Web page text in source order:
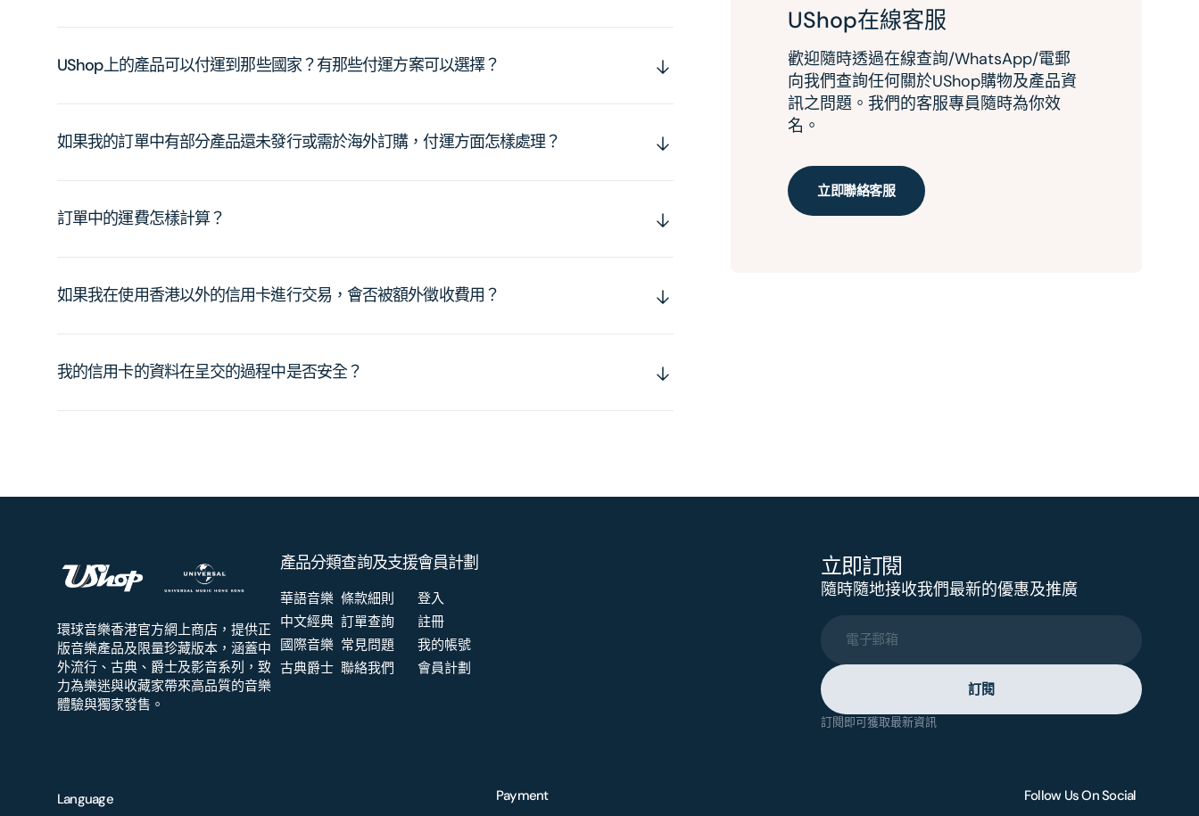
UShop上的產品可以付運到那些國家？有那些付運方案可以選擇？
如果我的訂單中有部分產品還未發行或需於海外訂購，付運方面怎樣處理？
訂單中的運費怎樣計算？
如果我在使用香港以外的信用卡進行交易，會否被額外徵收費用？
我的信用卡的資料在呈交的過程中是否安全？
UShop在線客服
歡迎隨時透過在線查詢/WhatsApp/電郵
向我們查詢任何關於UShop購物及產品資
訊之問題。我們的客服專員隨時為你效
名。
立即聯絡客服
環球音樂香港官方網上商店，提供正
版音樂產品及限量珍藏版本，涵蓋中
外流行、古典、爵士及影音系列，致
力為樂迷與收藏家帶來高品質的音樂
體驗與獨家發售。
產品分類
華語音樂
中文經典
國際音樂
古典爵士
查詢及支援
條款細則
訂單查詢
常見問題
聯絡我們
會員計劃
登入
註冊
我的帳號
會員計劃
立即訂閱
隨時隨地接收我們最新的優惠及推廣
電子郵箱
訂閱
訂閱即可獲取最新資訊
Language Payment Follow Us On Social